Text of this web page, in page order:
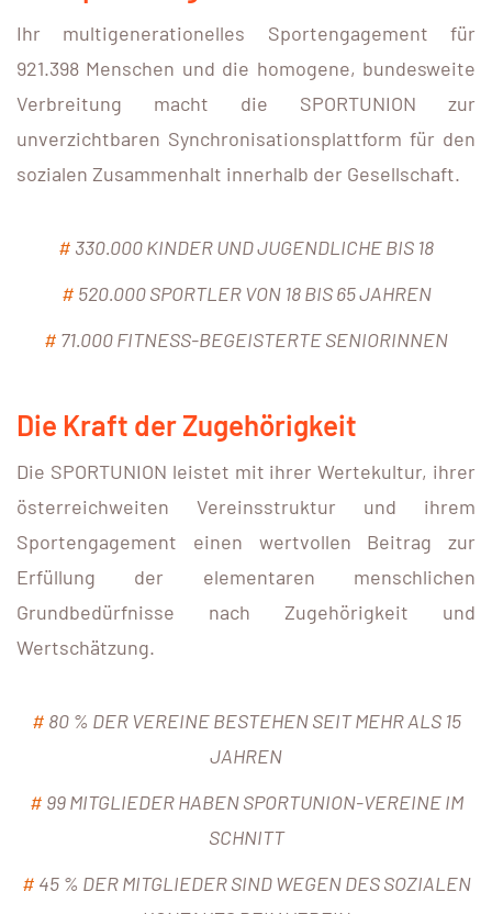
Ihr multigenerationelles Sportengagement für
921.398 Menschen und die homogene, bundesweite
Verbreitung macht die SPORTUNION zur
unverzichtbaren Synchronisationsplattform für den
sozialen Zusammenhalt innerhalb der Gesellschaft.
# 330.000 KINDER UND JUGENDLICHE BIS 18
# 520.000 SPORTLER VON 18 BIS 65 JAHREN
# 71.000 FITNESS-BEGEISTERTE SENIORINNEN
Die Kraft der Zugehörigkeit
Die SPORTUNION leistet mit ihrer Wertekultur, ihrer
österreichweiten Vereinsstruktur und ihrem
Sportengagement einen wertvollen Beitrag zur
Erfüllung der elementaren menschlichen
Grundbedürfnisse nach Zugehörigkeit und
Wertschätzung.
# 80 % DER VEREINE BESTEHEN SEIT MEHR ALS 15
JAHREN
# 99 MITGLIEDER HABEN SPORTUNION-VEREINE IM
SCHNITT
# 45 % DER MITGLIEDER SIND WEGEN DES SOZIALEN